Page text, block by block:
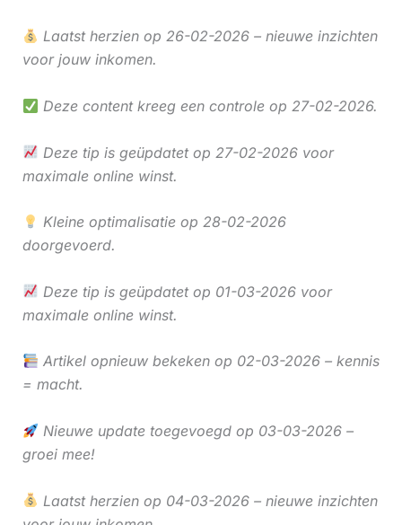
Laatst herzien op 26-02-2026 – nieuwe inzichten
voor jouw inkomen.
Deze content kreeg een controle op 27-02-2026.
Deze tip is geüpdatet op 27-02-2026 voor
maximale online winst.
Kleine optimalisatie op 28-02-2026
doorgevoerd.
Deze tip is geüpdatet op 01-03-2026 voor
maximale online winst.
Artikel opnieuw bekeken op 02-03-2026 – kennis
= macht.
Nieuwe update toegevoegd op 03-03-2026 –
groei mee!
Laatst herzien op 04-03-2026 – nieuwe inzichten